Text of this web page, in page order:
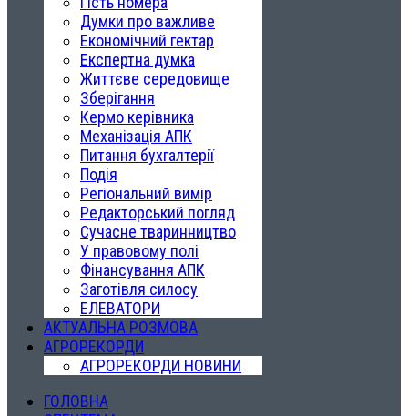
Думки про важливе
Економічний гектар
Експертна думка
Життєве середовище
Зберігання
Кермо керівника
Механізація АПК
Питання бухгалтерії
Подія
Регіональний вимір
Редакторський погляд
Сучасне тваринництво
У правовому полі
Фінансування АПК
Заготівля силосу
ЕЛЕВАТОРИ
АКТУАЛЬНА РОЗМОВА
АГРОРЕКОРДИ
АГРОРЕКОРДИ НОВИНИ
ГОЛОВНА